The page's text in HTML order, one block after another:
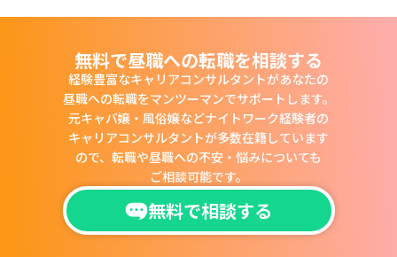
無料で昼職への転職を相談する
経験豊富なキャリアコンサルタントがあなたの
昼職への転職をマンツーマンでサポートします。
元キャバ嬢・風俗嬢などナイトワーク経験者の
キャリアコンサルタントが多数在籍しています
ので、 転職や昼職への不安・悩みについても
ご相談可能です。
無料で相談する